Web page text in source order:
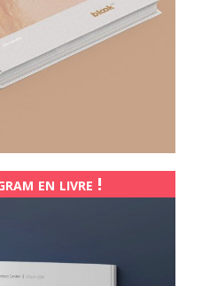
en livre !